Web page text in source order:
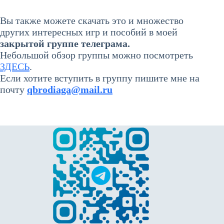
Вы также можете скачать это и множество
других интересных игр и пособий в моей
закрытой группе телеграма.
Небольшой обзор группы можно посмотреть
ЗДЕСЬ.
Если хотите вступить в группу пишите мне на
почту qbrodiaga@mail.ru